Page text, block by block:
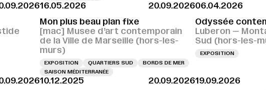
16.05.2026
20.09.2026
Mon plus beau plan fixe
[mac] Musee d’art contemporain
de la Ville de Marseille (hors-les-
murs)
EXPOSITION QUARTIERS SUD
BORDS DE MER
SAISON MÉDITERRANÉE
06.04.2026
Odyssée
Luberon —
Sud (hors-les-
EXPOSITION
10.12.2025
20.09.202619.09.2026